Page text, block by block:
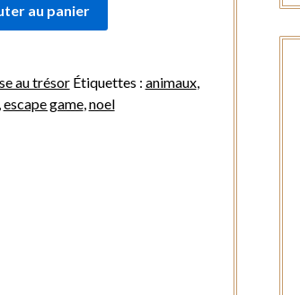
au panier
au trésor Étiquettes : animaux,
escape game,noel